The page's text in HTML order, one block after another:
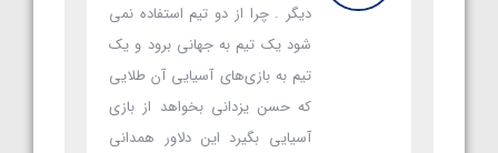
دیگر . چرا از دو تیم استفاده نمی
شود یک تیم به جهانی برود و یک
تیم به بازی‌های آسیایی آن طلایی
که حسن یزدانی بخواهد از بازی
آسیایی بگیرد این دلاور همدانی